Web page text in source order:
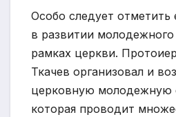
Особо следует
в развитии
рамках церкви.
Ткачев организовал и
церковную молодежную
которая проводит